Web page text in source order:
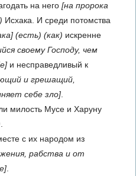
на него [на пророка
Исхака. И среди потомства
(есть) (как) искренне
своему Господу, чем
и несправедливый к
и грешащий,
себе зло]
милость Мусе и Харуну
с их народом из
рабства и от